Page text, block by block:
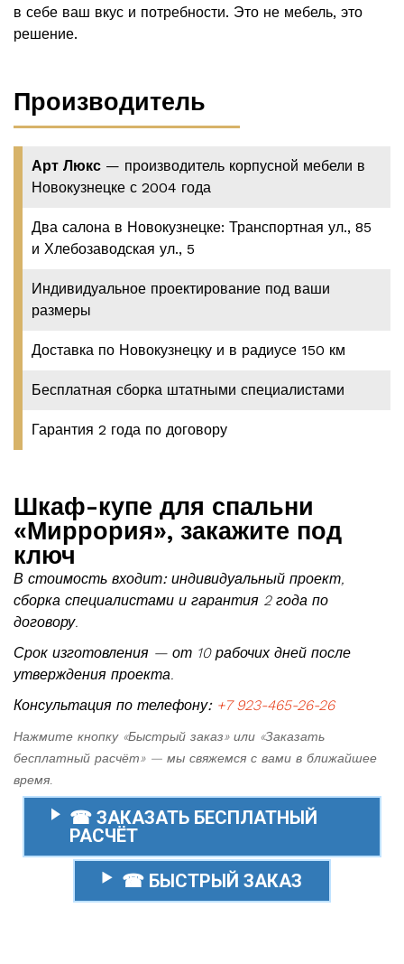
в себе ваш вкус и потребности. Это не мебель, это
решение.
Производитель
Арт Люкс — производитель корпусной мебели в
Новокузнецке с 2004 года
Два салона в Новокузнецке: Транспортная ул., 85
и Хлебозаводская ул., 5
Индивидуальное проектирование под ваши
размеры
Доставка по Новокузнецку и в радиусе 150 км
Бесплатная сборка штатными специалистами
Гарантия 2 года по договору
Шкаф-купе для спальни
«Миррория», закажите под
ключ
В стоимость входит:индивидуальный проект,
сборка специалистами и гарантия 2 года по
договору.
Срок изготовления — от 10 рабочих дней после
утверждения проекта.
Консультация по телефону: +7 923-465-26-26
Нажмите кнопку «Быстрый заказ» или «Заказать
бесплатный расчёт» — мы свяжемся с вами в ближайшее
время.
☎ ЗАКАЗАТЬ БЕСПЛАТНЫЙ
РАСЧЁТ
☎ БЫСТРЫЙ ЗАКАЗ